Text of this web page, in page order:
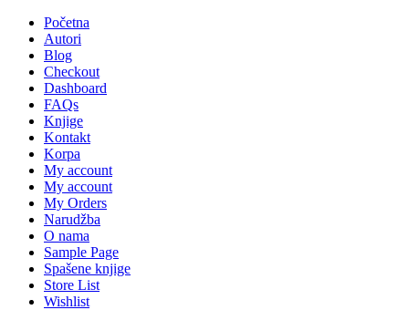
Početna
Autori
Blog
Checkout
Dashboard
FAQs
Knjige
Kontakt
Korpa
My account
My account
My Orders
Narudžba
O nama
Sample Page
Spašene knjige
Store List
Wishlist